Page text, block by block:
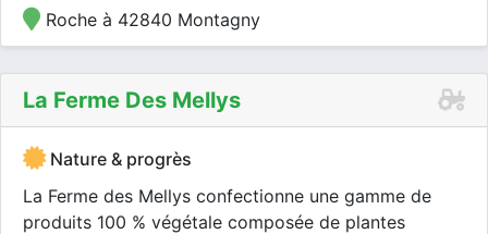
Roche à 42840 Montagny
La Ferme Des Mellys
Nature & progrès
La Ferme des Mellys confectionne une gamme de
produits 100 % végétale composée de plantes